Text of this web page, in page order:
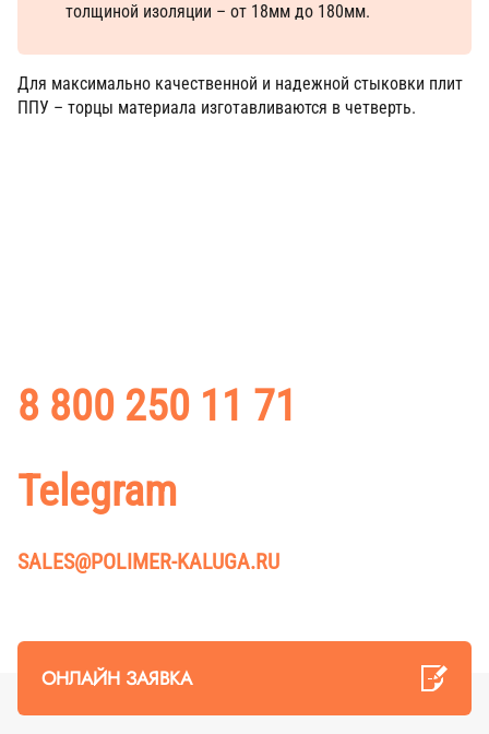
толщиной изоляции – от 18мм до 180мм.
Для максимально качественной и надежной стыковки плит
ППУ – торцы материала изготавливаются в четверть.
ОНЛАЙН ЗАЯВКА
8 800 250 11 71
Telegram
SALES@POLIMER-KALUGA.RU